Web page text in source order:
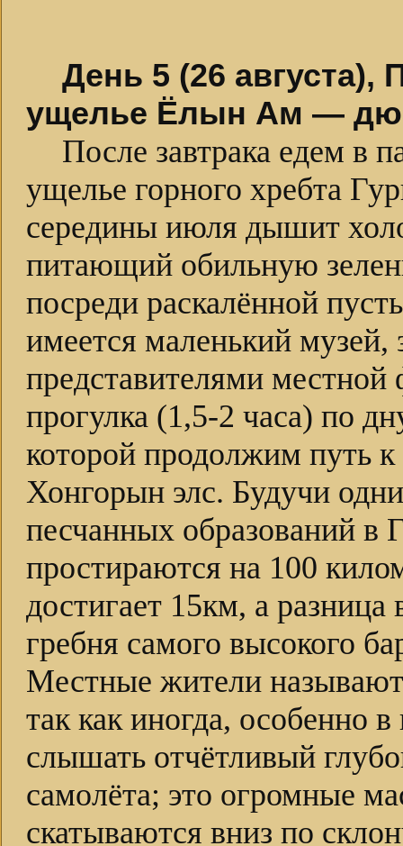
День 5 (26
ущелье Ёлын Ам —
После завтрака едем в
ущелье горного хребта
середины июля дышит
питающий обильную
посреди раскалённой
имеется маленький
представителями
прогулка (1,5-2 часа) по
которой продолжим путь
Хонгорын элс. Будучи
песчанных образований в
простираются на 100
достигает 15км, а
гребня самого высокого
Местные жители
так как иногда, особенно
слышать отчётливый
самолёта; это огромные
скатываются вниз по